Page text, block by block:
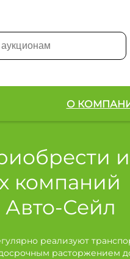
О
компаний
Сейл
реализуют
расторжением